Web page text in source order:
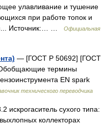
улавливание и тушение
при работе топок и
Источник:… …
Официальная
— [ГОСТ Р 50692] [ГОСТ
Обобщающие термины
EN spark
технического переводчика
искрогаситель сухого типа:
коллекторах